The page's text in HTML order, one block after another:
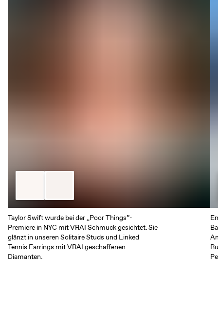
Taylor Swift wurde bei der „Poor Things“-
Premiere in NYC mit VRAI Schmuck gesichtet. Sie
glänzt in unseren Solitaire Studs und Linked
Tennis Earrings mit VRAI geschaffenen
Diamanten.